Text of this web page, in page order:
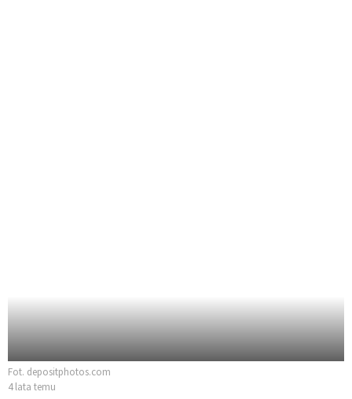
Fot. depositphotos.com
4 lata temu